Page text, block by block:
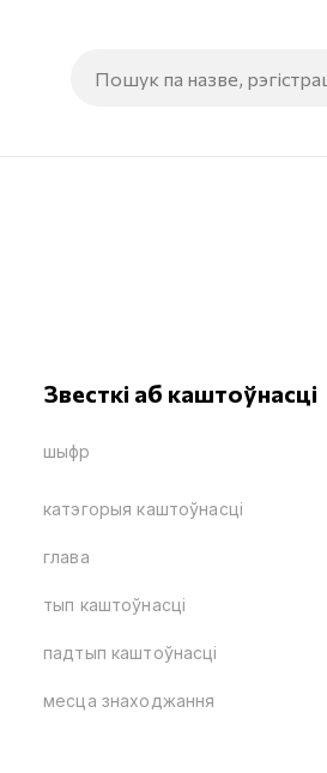
Звесткі аб каштоўнасці
шыфр
катэгорыя каштоўнасці
глава
тып каштоўнасці
падтып каштоўнасці
месца знаходжання